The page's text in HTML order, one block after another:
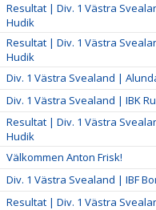
Resultat | Div. 1 Västra
Hudik
Resultat | Div. 1 Västra
Hudik
Div. 1 Västra Svealand |
Div. 1 Västra Svealand | IBK
Resultat | Div. 1 Västra
Hudik
Välkommen Anton Frisk!
Div. 1 Västra Svealand | IBF
Resultat | Div. 1 Västra